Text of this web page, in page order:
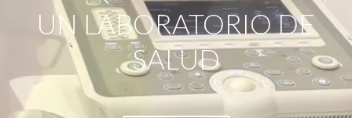
UN LABORATORIO DE
SALUD